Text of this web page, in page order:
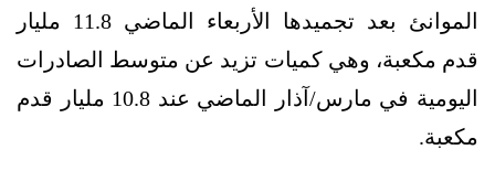
الموانئ بعد تجميدها الأربعاء الماضي 11.8 مليار
قدم مكعبة، وهي كميات تزيد عن متوسط الصادرات
اليومية في مارس/آذار الماضي عند 10.8 مليار قدم
مكعبة.